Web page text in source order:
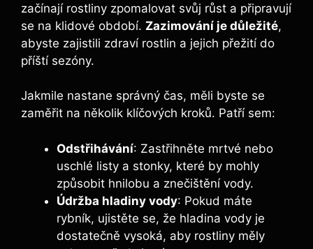
začínají rostliny zpomalovat svůj růst a připravují
se na klidové období. Zazimování je důležité,
abyste zajistili zdraví rostlin a jejich přežití do
příští sezóny.
Jakmile nastane správný čas, měli byste se
zaměřit na několik klíčových kroků. Patří sem:
Odstřihávání: Zastřihněte mrtvé nebo
uschlé listy a stonky, které by mohly
způsobit hnilobu a znečištění vody.
Údržba hladiny vody: Pokud máte
rybník, ujistěte se, že hladina vody je
dostatečně vysoká, aby rostliny měly